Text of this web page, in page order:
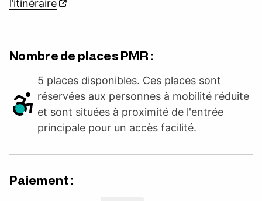
l’itinéraire
Nombre de places PMR :
5 places disponibles. Ces places sont
réservées aux personnes à mobilité réduite
et sont situées à proximité de l'entrée
principale pour un accès facilité.
Paiement :